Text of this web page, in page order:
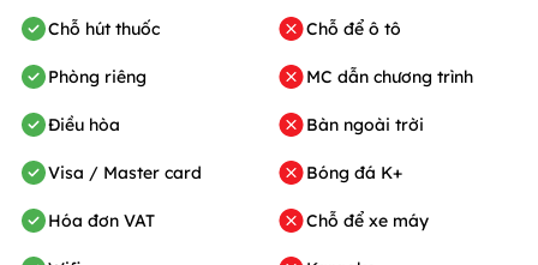
Chỗ hút thuốc
Phòng riêng
Điều hòa
Visa / Master card
Hóa đơn VAT
Chỗ để ô tô
MC dẫn chương trình
Bàn ngoài trời
Bóng đá K+
Chỗ để xe máy